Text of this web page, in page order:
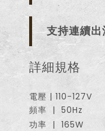
支持連續出
詳細規格
電壓 | 110-127V
頻率 | 50Hz
功率 | 165W